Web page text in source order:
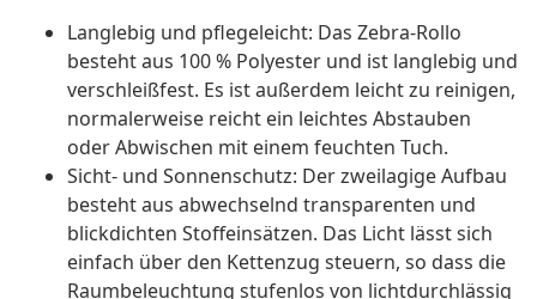
Langlebig und pflegeleicht: Das Zebra-Rollo
besteht aus 100 % Polyester und ist langlebig und
verschleißfest. Es ist außerdem leicht zu reinigen,
normalerweise reicht ein leichtes Abstauben
oder Abwischen mit einem feuchten Tuch.
Sicht- und Sonnenschutz: Der zweilagige Aufbau
besteht aus abwechselnd transparenten und
blickdichten Stoffeinsätzen. Das Licht lässt sich
einfach über den Kettenzug steuern, so dass die
Raumbeleuchtung stufenlos von lichtdurchlässig